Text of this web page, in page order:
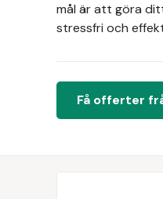
mål är att göra
stressfri och
Få offerter